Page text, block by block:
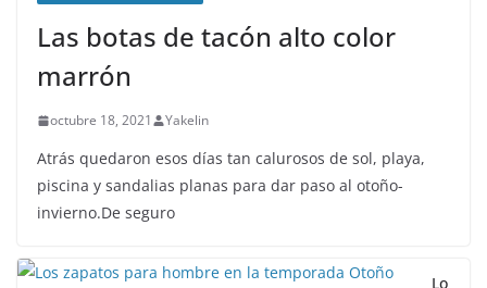
Las botas de tacón alto color
marrón
octubre 18, 2021 Yakelin
Atrás quedaron esos días tan calurosos de sol, playa,
piscina y sandalias planas para dar paso al otoño-
invierno.De seguro
Lo